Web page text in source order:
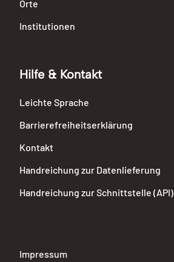
Orte
Institutionen
Hilfe & Kontakt
Leichte Sprache
Barrierefreiheitserklärung
Kontakt
Handreichung zur Datenlieferung
Handreichung zur Schnittstelle (API)
Impressum